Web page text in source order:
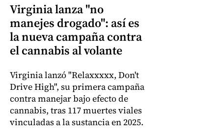
Virginia lanza "no
manejes drogado": así es
la nueva campaña contra
el cannabis al volante
Virginia lanzó "Relaxxxxx, Don't
Drive High", su primera campaña
contra manejar bajo efecto de
cannabis, tras 117 muertes viales
vinculadas a la sustancia en 2025.